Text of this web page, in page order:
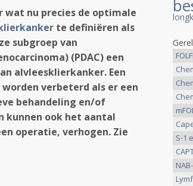
wat nu precies de optimale
te definiëren als
subgroep van
(PDAC) een
alvleesklierkanker. Een
verbeterd als er een
behandeling en/of
kunnen ook het aantal
operatie, verhogen. Zie
>>
FU/
S-1